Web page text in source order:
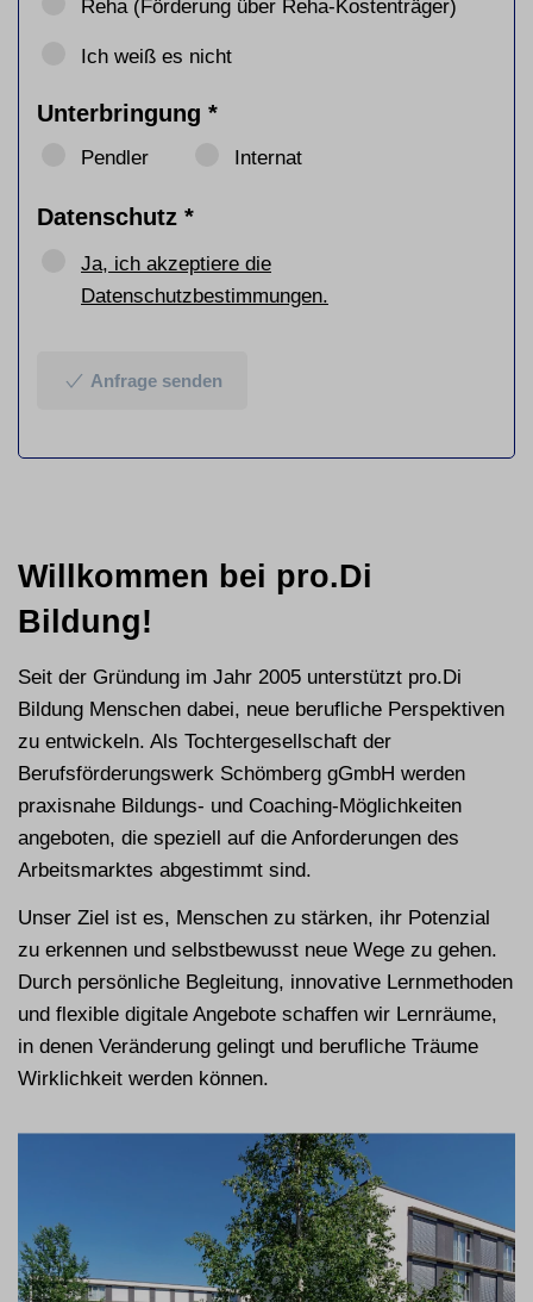
Reha (Förderung über Reha-Kostenträger)
Ich weiß es nicht
Unterbringung *
Pendler Internat
Datenschutz *
Ja, ich akzeptiere die
Datenschutzbestimmungen.
Anfrage senden
Willkommen bei pro.Di
Bildung!
Seit der Gründung im Jahr 2005 unterstützt pro.Di
Bildung Menschen dabei, neue berufliche Perspektiven
zu entwickeln. Als Tochtergesellschaft der
Berufsförderungswerk Schömberg gGmbH werden
praxisnahe Bildungs- und Coaching-Möglichkeiten
angeboten, die speziell auf die Anforderungen des
Arbeitsmarktes abgestimmt sind.
Unser Ziel ist es, Menschen zu stärken, ihr Potenzial
zu erkennen und selbstbewusst neue Wege zu gehen.
Durch persönliche Begleitung, innovative Lernmethoden
und flexible digitale Angebote schaffen wir Lernräume,
in denen Veränderung gelingt und berufliche Träume
Wirklichkeit werden können.